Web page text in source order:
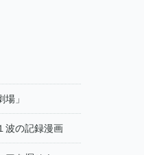
」
波の記録漫画